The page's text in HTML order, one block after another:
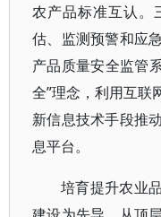
农产品标准互认。
估、监测预警和应
产品质量安全监管
全”理念，利用互联
新信息技术手段推
息平台。
培育提升农业